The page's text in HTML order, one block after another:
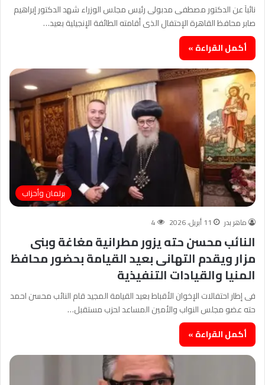
نائبآ عن الدكتور مصطفى مدبولى رئيس مجلس الوزراء شهد الدكتور إبراهيم
صابر محافظ القاهرة الإحتفال الذى أقامته الطائفة الإنجيلية بعيد…
أكمل القراءة »
برلمان وأحزاب
ماهر بدر 11 أبريل، 2026 4
النائب محسن حته يزور مطرانية مغاغة وبنى
مزار ويقدم التهانى بعيد القيامة بحضور محافظ
المنيا والقيادات التنفيذية
فى إطار احتفالات الإخوان الأقباط بعيد القيامة المجيد قام النائب محسن احمد
حته عضو مجلس النواب والأمين المساعد لحزب مستقبل…
أكمل القراءة »